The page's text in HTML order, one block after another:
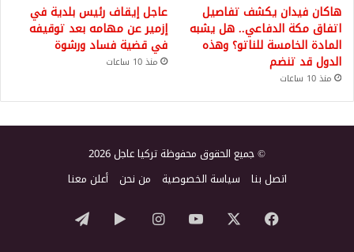
هاكان فيدان يكشف تفاصيل
اتفاق مكة الدفاعي.. هل يشبه
المادة الخامسة للناتو؟ وهذه
الدول قد تنضم
منذ 10 ساعات
عاجل إيقاف رئيس بلدية في
إزمير عن مهامه بعد توقيفه
في قضية فساد ورشوة
منذ 10 ساعات
© جميع الحقوق محفوظة تركيا عاجل 2026
اتصل بنا سياسة الخصوصية من نحن أعلن معنا
فيسبوك ‫YouTubeانستقرام‏Googleتيلقرام